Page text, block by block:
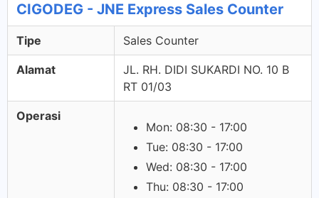
CIGODEG - JNE Express Sales Counter
Tipe Sales Counter
Alamat
JL. RH. DIDI SUKARDI NO. 10 B
RT 01/03
Operasi
Mon: 08:30 - 17:00
Tue: 08:30 - 17:00
Wed: 08:30 - 17:00
Thu: 08:30 - 17:00